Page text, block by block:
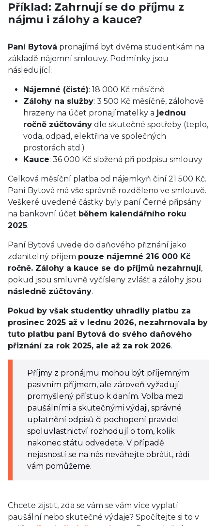
Příklad: Zahrnují se do příjmu z
nájmu i zálohy a kauce?
Paní Bytová pronajímá byt dvěma studentkám na
základě nájemní smlouvy. Podmínky jsou
následující:
Nájemné (čisté): 18 000 Kč měsíčně
Zálohy na služby: 3 500 Kč měsíčně, zálohově
hrazeny na účet pronajímatelky a jednou
ročně zúčtovány dle skutečné spotřeby (teplo,
voda, odpad, elektřina ve společných
prostorách atd.)
Kauce: 36 000 Kč složená při podpisu smlouvy
Celková měsíční platba od nájemkyň činí 21 500 Kč.
Paní Bytová má vše správně rozděleno ve smlouvě.
Veškeré uvedené částky byly paní Černé připsány
na bankovní účet během kalendářního roku
2025.
Paní Bytová uvede do daňového přiznání jako
zdanitelný příjem pouze nájemné 216 000 Kč
ročně. Zálohy a kauce se do příjmů nezahrnují,
pokud jsou smluvně vyčísleny zvlášť a zálohy jsou
následně zúčtovány.
Pokud by však studentky uhradily platbu za
prosinec 2025 až v lednu 2026, nezahrnovala by
tuto platbu paní Bytová do svého daňového
přiznání za rok 2025, ale až za rok 2026.
Příjmy z pronájmu mohou být příjemným
pasivním příjmem, ale zároveň vyžadují
promyšlený přístup k daním. Volba mezi
paušálními a skutečnými výdaji, správné
uplatnění odpisů či pochopení pravidel
spoluvlastnictví rozhodují o tom, kolik
nakonec státu odvedete. V případě
nejasností se na nás neváhejte obrátit, rádi
vám pomůžeme.
Chcete zijstit, zda se vám se vám více vyplatí
paušální nebo skutečné výdaje? Spočítejte si to v